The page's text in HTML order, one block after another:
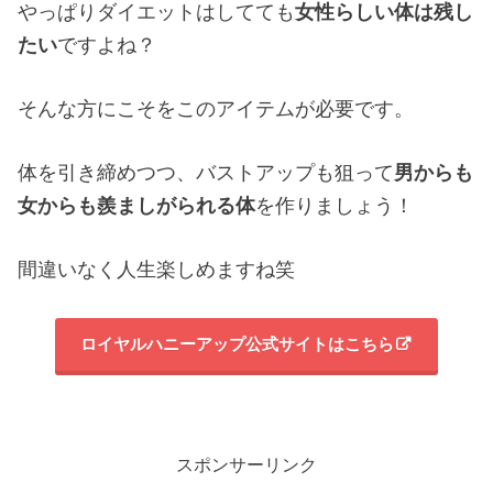
やっぱりダイエットはしてても女性らしい体は残し
たいですよね？
そんな方にこそをこのアイテムが必要です。
体を引き締めつつ、バストアップも狙って男からも
女からも羨ましがられる体を作りましょう！
間違いなく人生楽しめますね笑
ロイヤルハニーアップ公式サイトはこちら
スポンサーリンク